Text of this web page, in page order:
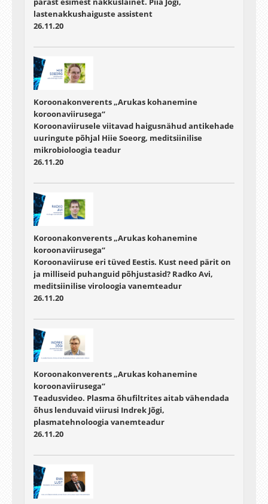
lastenakkushaiguste assistent
26.11.20
Koroonakonverents „Arukas kohanemine
koroonaviirusega“
Koroonaviirusele viitavad haigusnähud antikehade
uuringute põhjal Hiie Soeorg, meditsiinilise
mikrobioloogia teadur
26.11.20
Koroonakonverents „Arukas kohanemine
koroonaviirusega“
Koroonaviiruse eri tüved Eestis. Kust need pärit on
ja milliseid puhanguid põhjustasid? Radko Avi,
meditsiinilise viroloogia vanemteadur
26.11.20
Koroonakonverents „Arukas kohanemine
koroonaviirusega“
Teadusvideo. Plasma õhufiltrites aitab vähendada
õhus lenduvaid viirusi Indrek Jõgi,
plasmatehnoloogia vanemteadur
26.11.20